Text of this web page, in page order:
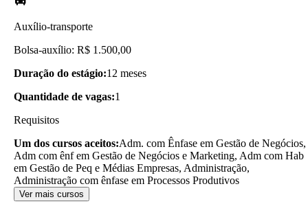
Auxílio-transporte
Bolsa-auxílio: R$ 1.500,00
Duração do estágio:12 meses
Quantidade de vagas:1
Requisitos
Um dos cursos aceitos:Adm. com Ênfase em Gestão de Negócios,
Adm com ênf em Gestão de Negócios e Marketing, Adm com Hab
em Gestão de Peq e Médias Empresas, Administração,
Administração com ênfase em Processos Produtivos
Ver mais cursos